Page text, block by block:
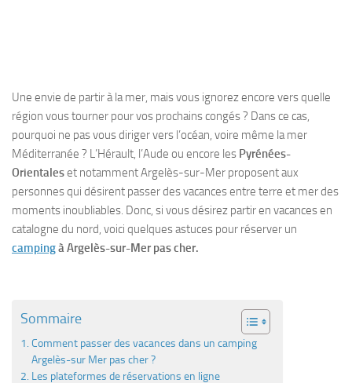
Une envie de partir à la mer, mais vous ignorez encore vers quelle
région vous tourner pour vos prochains congés ? Dans ce cas,
pourquoi ne pas vous diriger vers l’océan, voire même la mer
Méditerranée ? L’Hérault, l’Aude ou encore les Pyrénées-
Orientaleset notamment Argelès-sur-Mer proposent aux
personnes qui désirent passer des vacances entre terre et mer des
moments inoubliables. Donc, si vous désirez partir en vacances en
catalogne du nord, voici quelques astuces pour réserver un
campingà Argelès-sur-Mer pas cher.
Sommaire
Comment passer des vacances dans un camping
Argelès-sur Mer pas cher ?
Les plateformes de réservations en ligne